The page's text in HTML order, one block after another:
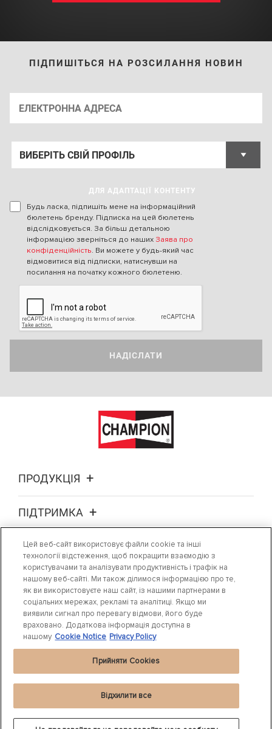
ПІДПИШІТЬСЯ НА РОЗСИЛАННЯ НОВИН
ДЛЯ АДАПТАЦІЇ КОНТЕНТУ
Будь ласка, підпишіть мене на інформаційний
бюлетень бренду. Підписка на цей бюлетень
відслідковується. За більш детальною
інформацією зверніться до наших Заява про
конфіденційність. Ви можете у будь-який час
відмовитися від підписки, натиснувши на
посилання на початку кожного бюлетеню.
НАДІСЛАТИ
ПРОДУКЦІЯ
ПІДТРИМКА
ПРО НАС
ДЕ ПРИДБАТИ
НОВИНИ
|
використовуються
Цей веб-сайт використовує файли cookie та інші
технології відстеження, щоб покращити взаємодію з
користувачами та аналізувати продуктивність і трафік на
нашому веб-сайті. Ми також ділимося інформацією про те,
як ви використовуєте наш сайт, із нашими партнерами в
соціальних мережах, рекламі та аналітиці. Якщо ми
виявили сигнал про перевагу відмови, його буде
враховано. Додаткова інформація доступна в
нашому Cookie Notice Privacy Policy
Відхилити все
Прийняти Cookies